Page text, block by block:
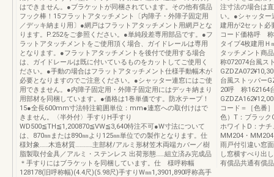
はできません。●ブラケットが同梱されています。その他有償品
フック棒！15フラットアタッチメント〔内障子・外障子固定用
／デッキ納まり用〕●網戸はフラットアタッチメント用網戸とな
ります。P.252をご参照ください。●単純段差専用部品です。●フ
ラットアタッチメントをご使用頂く場合、ガイドレールは専用
となります。●フラットアタッチメントを後付で使用する場合
は、ガイドレールは既に付いているものをカットしてご使用く
ださい。●手動の場合はフラットアタッチメント仕様手動幅木が
必要となりますのでご注意ください。●シャッター連窓にはご使
用できません。●内障子固定用・外障子固定用にはデッキ納まり
用部材を同梱しています。●価格は1巻単価です。防水テープ！
15●全長600mm寸法特注範囲単位：mm●連窓への取付けはで
きません。〈半外付〉手すりH手すり
WD500≦TH≦1,200870≦VW≦3,640特注不可●W寸法について
は、870㎜または890㎜より125㎜単位での製作となります。仕
様対象……木造材質…………主部材/アルミ形材笠木両端カバー／樹
脂製取付金具／アルミ・ステンレス 出荷形態……組立済み完成品
＊手すりにはブラケットを同梱しています。仕 様呼称幅
128178(旧呼称幅)(4.4尺)(5.98尺)手すりW㎜1,3901,890呼称高手
注寸法の場合は
い。●シャッター
建用が2セット必
コード価格呼 称
タイプ4枚建用
タッチメント
称072074台風ス
台風ストッパー
20呼 称162164
コード＝［色番
色）T：ブラック
ホワイトD：ナ
MM204・
雨戸付引違い窓
し窓横すべり出
有償品共通有償品